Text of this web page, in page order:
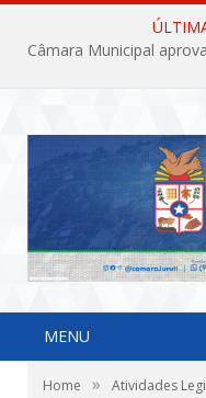
MENU
Home » Atividades